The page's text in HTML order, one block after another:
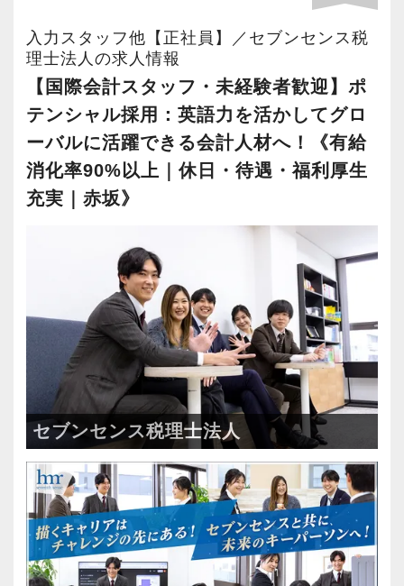
入力スタッフ他【正社員】／セブンセンス税
理士法人の求人情報
【国際会計スタッフ・未経験者歓迎】ポ
テンシャル採用：英語力を活かしてグロ
ーバルに活躍できる会計人材へ！《有給
消化率90%以上｜休日・待遇・福利厚生
充実｜赤坂》
セブンセンス税理士法人